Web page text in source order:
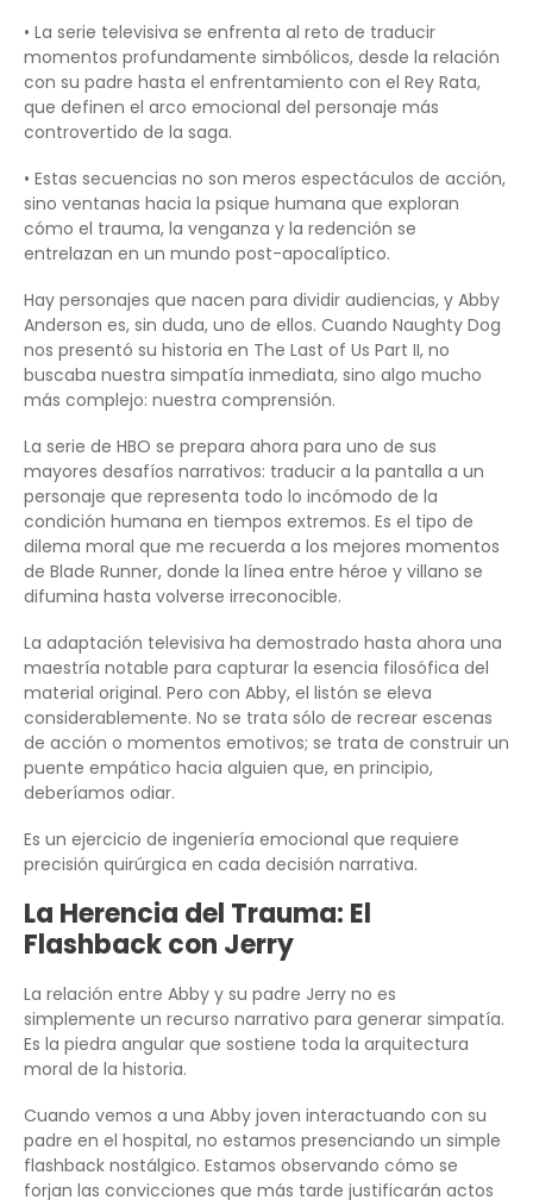
• La serie televisiva se enfrenta al reto de traducir
momentos profundamente simbólicos, desde la relación
con su padre hasta el enfrentamiento con el Rey Rata,
que definen el arco emocional del personaje más
controvertido de la saga.
• Estas secuencias no son meros espectáculos de acción,
sino ventanas hacia la psique humana que exploran
cómo el trauma, la venganza y la redención se
entrelazan en un mundo post-apocalíptico.
Hay personajes que nacen para dividir audiencias, y Abby
Anderson es, sin duda, uno de ellos. Cuando Naughty Dog
nos presentó su historia en The Last of Us Part II, no
buscaba nuestra simpatía inmediata, sino algo mucho
más complejo: nuestra comprensión.
La serie de HBO se prepara ahora para uno de sus
mayores desafíos narrativos: traducir a la pantalla a un
personaje que representa todo lo incómodo de la
condición humana en tiempos extremos. Es el tipo de
dilema moral que me recuerda a los mejores momentos
de Blade Runner, donde la línea entre héroe y villano se
difumina hasta volverse irreconocible.
La adaptación televisiva ha demostrado hasta ahora una
maestría notable para capturar la esencia filosófica del
material original. Pero con Abby, el listón se eleva
considerablemente. No se trata sólo de recrear escenas
de acción o momentos emotivos; se trata de construir un
puente empático hacia alguien que, en principio,
deberíamos odiar.
Es un ejercicio de ingeniería emocional que requiere
precisión quirúrgica en cada decisión narrativa.
La Herencia del Trauma: El
Flashback con Jerry
La relación entre Abby y su padre Jerry no es
simplemente un recurso narrativo para generar simpatía.
Es la piedra angular que sostiene toda la arquitectura
moral de la historia.
Cuando vemos a una Abby joven interactuando con su
padre en el hospital, no estamos presenciando un simple
flashback nostálgico. Estamos observando cómo se
forjan las convicciones que más tarde justificarán actos